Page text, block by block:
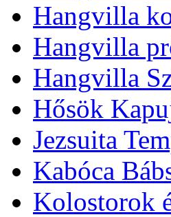
Hangvilla
Hangvilla
Hangvilla
Hősök
Jezsuita
Kabóca
Kolostorok